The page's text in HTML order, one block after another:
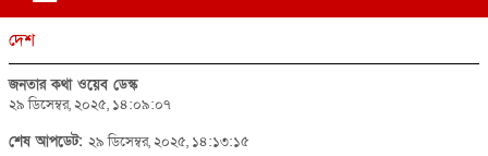
দেশ
জনতার কথা ওয়েব ডেস্ক
২৯ ডিসেম্বর, ২০২৫, ১৪:০৯:০৭
শেষ আপডেট: ২৯ ডিসেম্বর, ২০২৫, ১৪:১৩:১৫